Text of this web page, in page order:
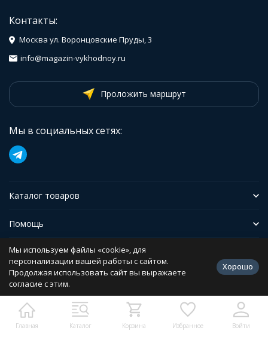
Главная Каталог Корзина Избранное Войти
Контакты:
Москва ул. Воронцовские Пруды, 3
info@magazin-vykhodnoy.ru
Проложить маршрут
Мы в социальных сетях:
Каталог товаров
Помощь
Иформация
Политика персональных данных
Разработано в
bodysite.ru
Мы используем файлы «cookie», для
персонализации вашей работы с сайтом.
Продолжая использовать сайт вы выражаете
согласие с этим.
Хорошо